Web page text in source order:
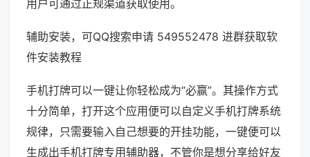
用户可通过正规渠道获取使用。
辅助安装，可QQ搜索申请 549552478 进群获取软
件安装教程
手机打牌可以一键让你轻松成为“必赢”。其操作方式
十分简单，打开这个应用便可以自定义手机打牌系统
规律，只需要输入自己想要的开挂功能，一键便可以
生成出手机打牌专用辅助器，不管你是想分享给好友